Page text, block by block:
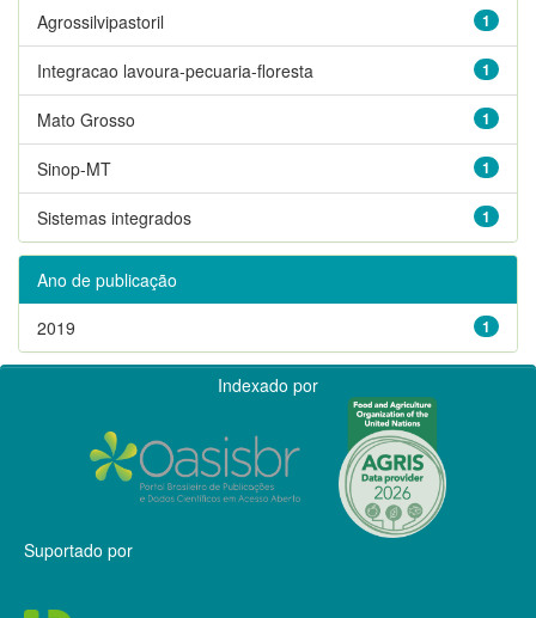
1
Agrossilvipastoril
1
Integracao lavoura-pecuaria-floresta
1
Mato Grosso
1
Sinop-MT
1
Sistemas integrados
Ano de publicação
1
2019
Indexado por
Suportado por